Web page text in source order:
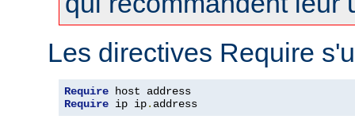
Les directives Require
Require
Require ip ip. address